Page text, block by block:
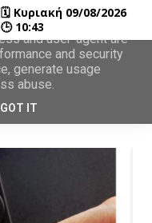
🗓 Κυριακή 09/08/2026
🕒 10:43
to deliver its services
and user-agent are
and security
generate usage
abuse.
GOT IT